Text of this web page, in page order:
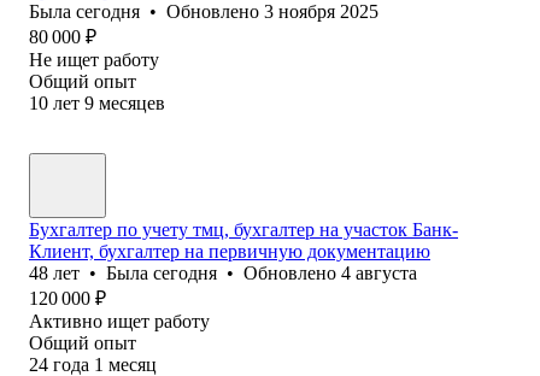
Была сегодня • Обновлено 3 ноября 2025
80 000 ₽
Не ищет работу
Общий опыт
10 лет 9 месяцев
Бухгалтер по учету тмц, бухгалтер на участок Банк-
Клиент, бухгалтер на первичную документацию
48 лет • Была сегодня • Обновлено 4 августа
120 000 ₽
Активно ищет работу
Общий опыт
24 года 1 месяц